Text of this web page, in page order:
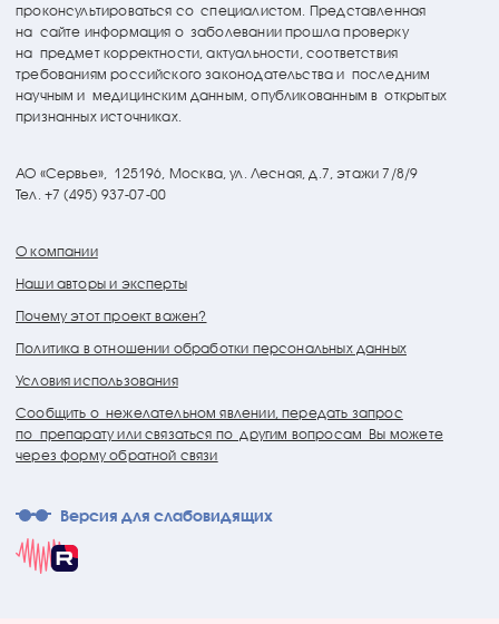
О компании
Наши авторы и эксперты
Почему этот проект важен?
Политика в отношении обработки персональных данных
Условия использования
Сообщить о нежелательном явлении, передать запрос
по препарату или связаться по другим вопросам Вы можете
через форму обратной связи
АО «Сервье», 125196, Москва, ул. Лесная, д.7, этажи 7/8/9
Тел. +7 (495) 937-07-00
Версия для слабовидящих
проконсультироваться со специалистом. Представленная
на сайте информация о заболевании прошла проверку
на предмет корректности, актуальности, соответствия
требованиям российского законодательства и последним
научным и медицинским данным, опубликованным в открытых
признанных источниках.